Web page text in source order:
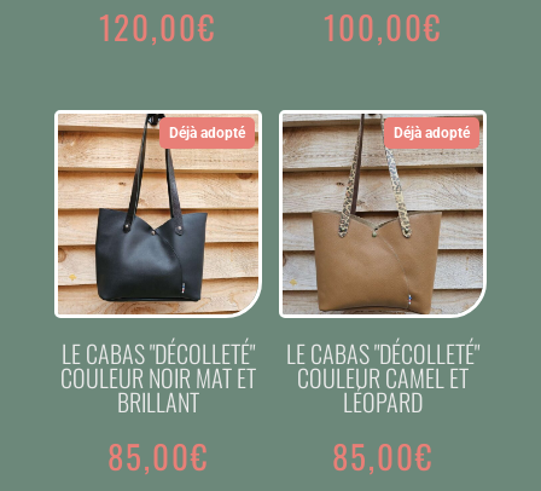
120,00€ 100,00€
Déjà adopté
LE CABAS "DÉCOLLETÉ"
COULEUR NOIR MAT ET
BRILLANT
85,00€
Déjà adopté
LE CABAS "DÉCOLLETÉ"
COULEUR CAMEL ET
LÉOPARD
85,00€